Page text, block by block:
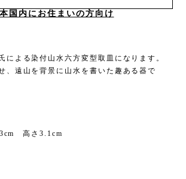
本国内にお住まいの方向け
による染付山水六方変型取皿になります。
、遠山を背景に山水を書いた趣ある器で
高さ3.1cm